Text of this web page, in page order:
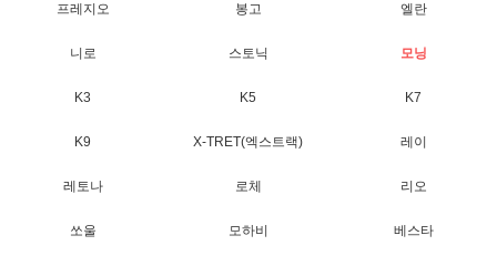
프레지오 봉고 엘란
니로 스토닉 모닝
K3 K5 K7
K9 X-TRET(엑스트랙) 레이
레토나 로체 리오
쏘울 모하비 베스타